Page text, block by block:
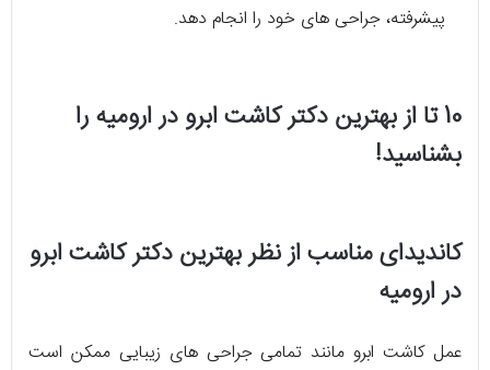
پیشرفته، جراحی های خود را انجام دهد.
10 تا از بهترین دکتر کاشت ابرو در ارومیه را
بشناسید!
کاندیدای مناسب از نظر بهترین دکتر کاشت ابرو
در ارومیه
عمل کاشت ابرو مانند تمامی جراحی های زیبایی ممکن است